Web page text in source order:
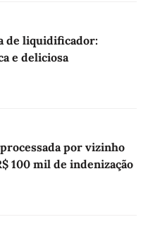
de liquidificador:
e deliciosa
por vizinho
100 mil de indenização